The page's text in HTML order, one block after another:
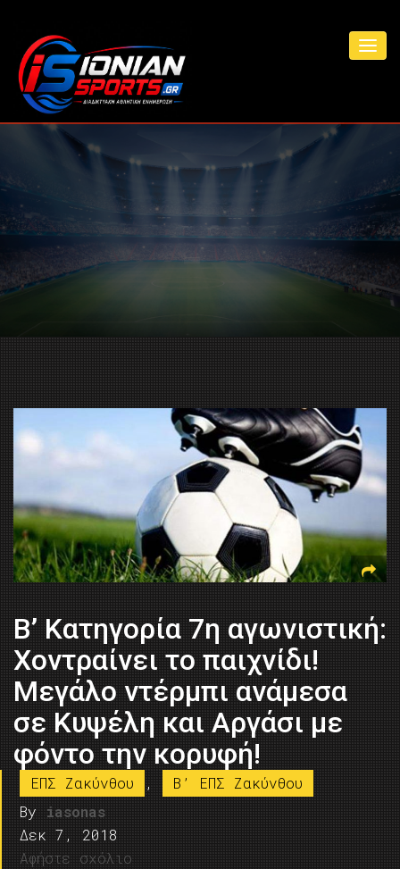
Β’ Κατηγορία 7η αγωνιστική:
Χοντραίνει το παιχνίδι!
Μεγάλο ντέρμπι ανάμεσα
σε Κυψέλη και Αργάσι με
φόντο την κορυφή!
ΕΠΣ Ζακύνθου ,
B’ ΕΠΣ Ζακύνθου
By iasonas
Δεκ 7, 2018
Αφήστε σχόλιο